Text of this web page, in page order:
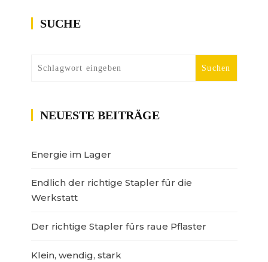
SUCHE
NEUESTE BEITRÄGE
Energie im Lager
Endlich der richtige Stapler für die
Werkstatt
Der richtige Stapler fürs raue Pflaster
Klein, wendig, stark